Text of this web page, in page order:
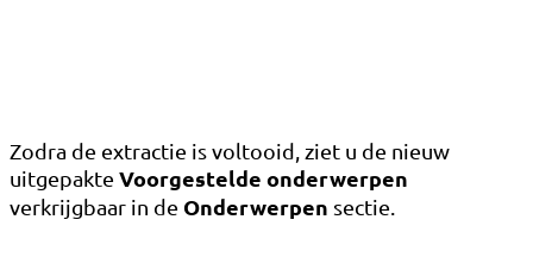
Zodra de extractie is voltooid, ziet u de nieuw
uitgepakte Voorgestelde onderwerpen
verkrijgbaar in de Onderwerpen sectie.